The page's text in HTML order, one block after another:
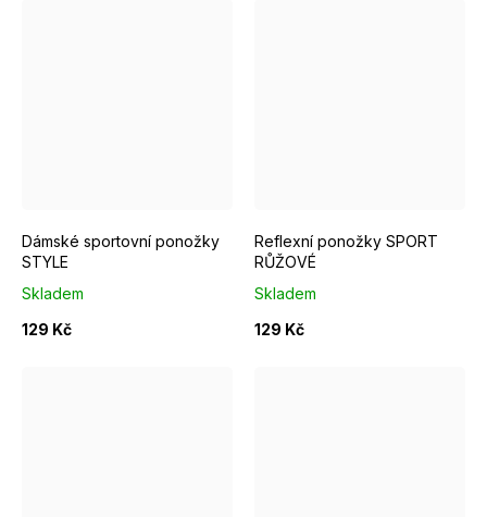
Dámské sportovní ponožky
STYLE
Skladem
129 Kč
Reflexní ponožky SPORT
RŮŽOVÉ
Skladem
129 Kč